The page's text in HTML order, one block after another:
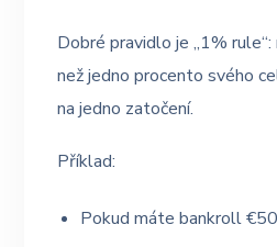
Dobré pravidlo je „1%
než jedno procento svého
na jedno zatočení.
Příklad:
Pokud máte bankroll